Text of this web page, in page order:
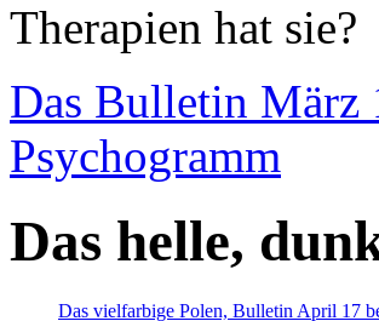
Therapien hat sie?
Das Bulletin März
Psychogramm
Das helle,
Das vielfarbige Polen, Bulletin April 17